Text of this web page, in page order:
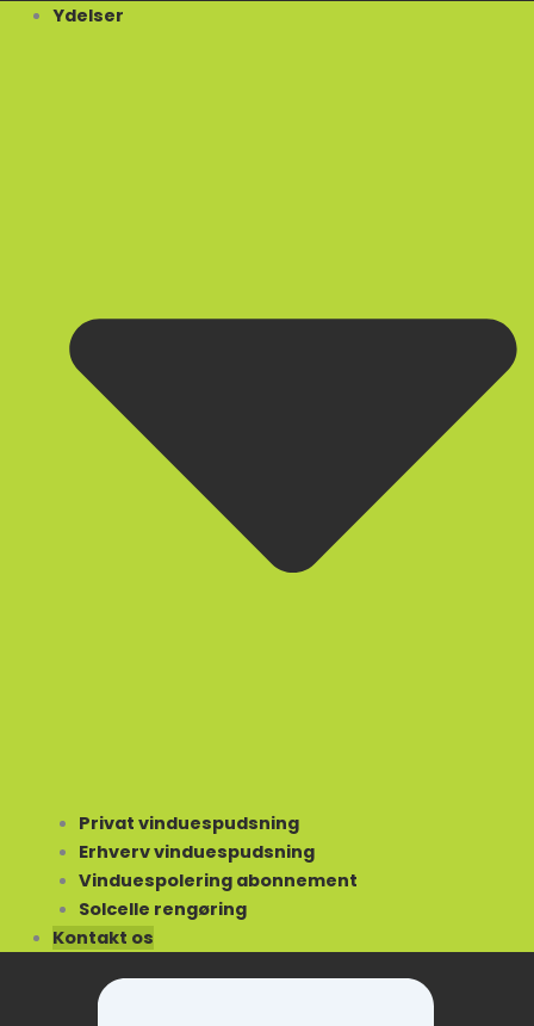
Ydelser
Privat vinduespudsning
Erhverv vinduespudsning
Vinduespolering abonnement
Solcelle rengøring
Kontakt os